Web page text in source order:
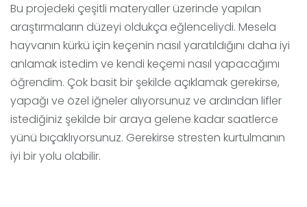
Bu projedeki çeşitli materyaller üzerinde yapılan
araştırmaların düzeyi oldukça eğlenceliydi. Mesela
hayvanın kürkü için keçenin nasıl yaratıldığını daha iyi
anlamak istedim ve kendi keçemi nasıl yapacağımı
öğrendim. Çok basit bir şekilde açıklamak gerekirse,
yapağı ve özel iğneler alıyorsunuz ve ardından lifler
istediğiniz şekilde bir araya gelene kadar saatlerce
yünü bıçaklıyorsunuz. Gerekirse stresten kurtulmanın
iyi bir yolu olabilir.